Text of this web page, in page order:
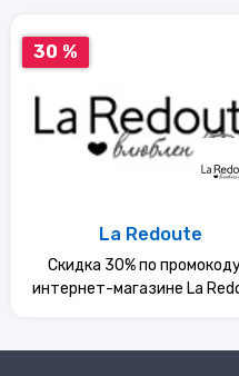
30 %
La Redoute
Скидка 30% по промокоду в
интернет-